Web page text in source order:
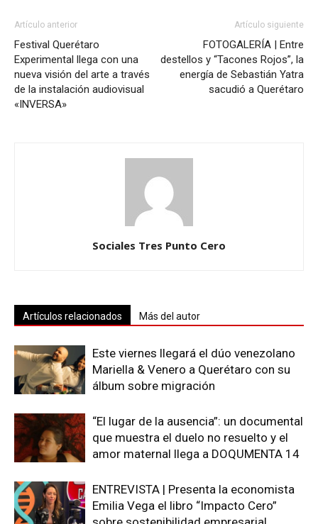
Artículo anterior
Festival Querétaro
Experimental llega con una
nueva visión del arte a través
de la instalación audiovisual
«INVERSA»
Artículo siguiente
FOTOGALERÍA | Entre
destellos y “Tacones Rojos”, la
energía de Sebastián Yatra
sacudió a Querétaro
Sociales Tres Punto Cero
Artículos relacionados Más del autor
Este viernes llegará el dúo venezolano
Mariella & Venero a Querétaro con su
álbum sobre migración
“El lugar de la ausencia”: un documental
que muestra el duelo no resuelto y el
amor maternal llega a DOQUMENTA 14
ENTREVISTA | Presenta la economista
Emilia Vega el libro “Impacto Cero”